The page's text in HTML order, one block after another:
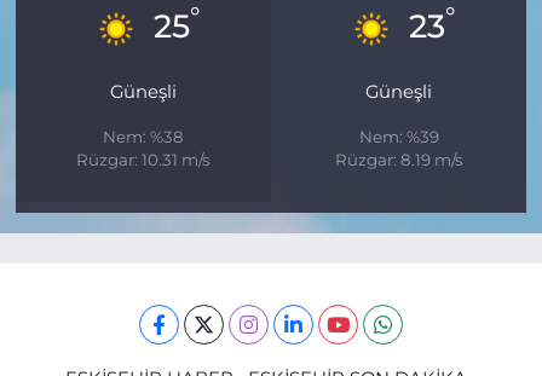
25°
Güneşli
Nem: %38
Rüzgar: 10.31 m/s
23°
Güneşli
Nem: %39
Rüzgar: 8.19 m/s